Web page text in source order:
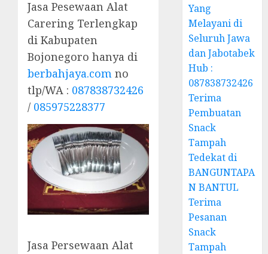
Jasa Pesewaan Alat
Carering Terlengkap
di Kabupaten
Bojonegoro hanya di
berbahjaya.com no
tlp/WA : 087838732426
/ 085975228377
Jasa Persewaan Alat
Yang
Melayani di
Seluruh Jawa
dan Jabotabek
Hub :
087838732426
Terima
Pembuatan
Snack
Tampah
Tedekat di
BANGUNTAPA
N BANTUL
Terima
Pesanan
Snack
Tampah